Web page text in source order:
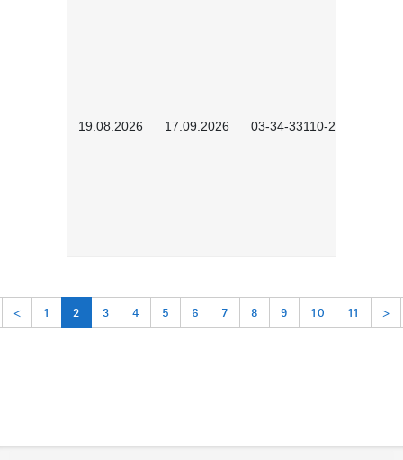
19.08.2026 17.09.2026 03-34-33110-2605
< 1 2 3 4 5 6 7 8 9 10 11 >